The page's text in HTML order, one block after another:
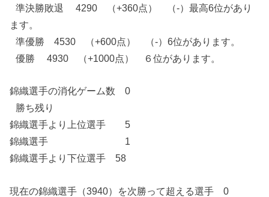
準決勝敗退 4290 （+360点） （-）最高6位があり
ます。
準優勝 4530 （+600点） （-）6位があります。
優勝 4930 （+1000点） ６位があります。
錦織選手の消化ゲーム数 0
勝ち残り
錦織選手より上位選手 5
錦織選手 1
錦織選手より下位選手 58
現在の錦織選手（3940）を次勝って超える選手 0